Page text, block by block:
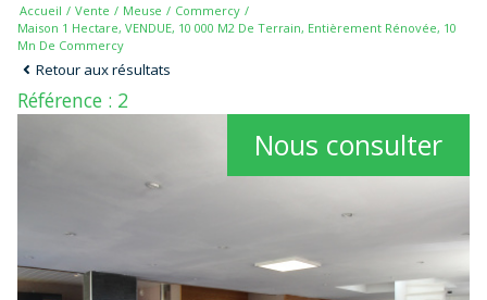
Accueil Vente Meuse
Commercy
Maison 1 Hectare, VENDUE, 10 000 M2 De Terrain, Entièrement Rénovée, 10
Mn De Commercy
Retour aux résultats
Référence : 2
Nous consulter